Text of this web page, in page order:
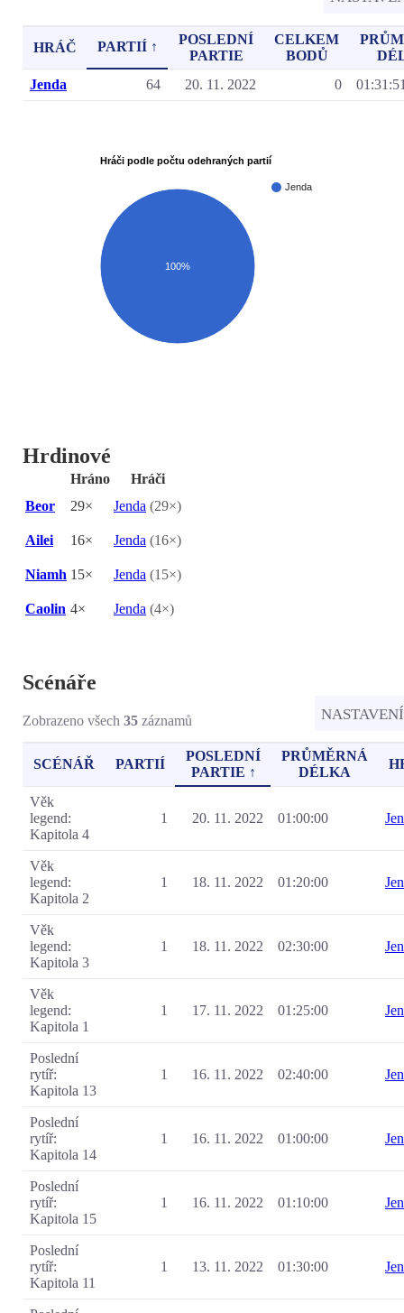
HRÁČ PARTIÍ ↑
POSLEDNÍ
PARTIE
CELKEM
BODŮ
Jenda
64 20. 11. 2022 0
Hráči podle počtu odehraných partií
Jenda
100%
Hrdinové
Hráno
Hráči
Beor
29× Jenda (29×)
Ailei 16× Jenda (16×)
Niamh 15× Jenda (15×)
Caolin 4× Jenda (4×)
Scénáře
Zobrazeno všech 35 záznamů
SCÉNÁŘ PARTIÍ
POSLEDNÍ
PARTIE ↑
PRŮMĚRNÁ
DÉLKA
Věk
legend:
Kapitola 4
1 20. 11. 2022 01:00:00
Věk
legend:
Kapitola 2
1 18. 11. 2022 01:20:00
Věk
legend:
Kapitola 3
1 18. 11. 2022 02:30:00
Věk
legend:
Kapitola 1
1 17. 11. 2022 01:25:00
Poslední
rytíř:
Kapitola 13
1 16. 11. 2022 02:40:00
Poslední
rytíř:
Kapitola 14
1 16. 11. 2022 01:00:00
Poslední
rytíř:
Kapitola 15
1 16. 11. 2022 01:10:00
Poslední
rytíř:
Kapitola 11
1 13. 11. 2022 01:30:00